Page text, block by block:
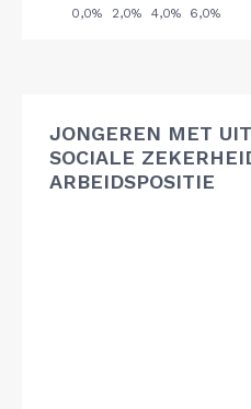
JONGEREN MET
SOCIALE
ARBEIDSPOSITIE